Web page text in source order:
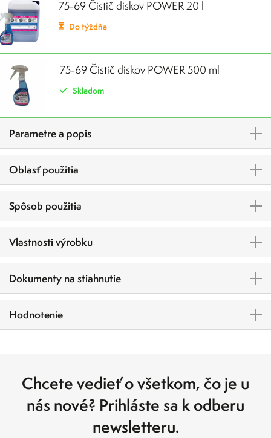
75-69 Čistič diskov POWER 20 l
Do týždňa
75-69 Čistič diskov POWER 500 ml
Skladom
Parametre a popis
Oblasť použitia
Spôsob použitia
Vlastnosti výrobku
Dokumenty na stiahnutie
Hodnotenie
Chcete vedieť o všetkom, čo je u
nás nové? Prihláste sa k odberu
newsletteru.